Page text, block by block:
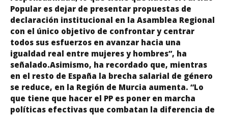
Popular es dejar de presentar propuestas de
declaración institucional en la Asamblea Regional
con el único objetivo de confrontar y centrar
todos sus esfuerzos en avanzar hacia una
igualdad real entre mujeres y hombres”, ha
señalado.Asimismo, ha recordado que, mientras
en el resto de España la brecha salarial de género
se reduce, en la Región de Murcia aumenta. “Lo
que tiene que hacer el PP es poner en marcha
políticas efectivas que combatan la diferencia de